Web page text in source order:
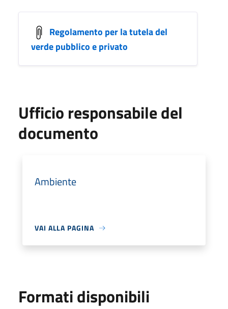
Regolamento per la tutela del
verde pubblico e privato
Ufficio responsabile del
documento
Ambiente
VAI ALLA PAGINA
Formati disponibili